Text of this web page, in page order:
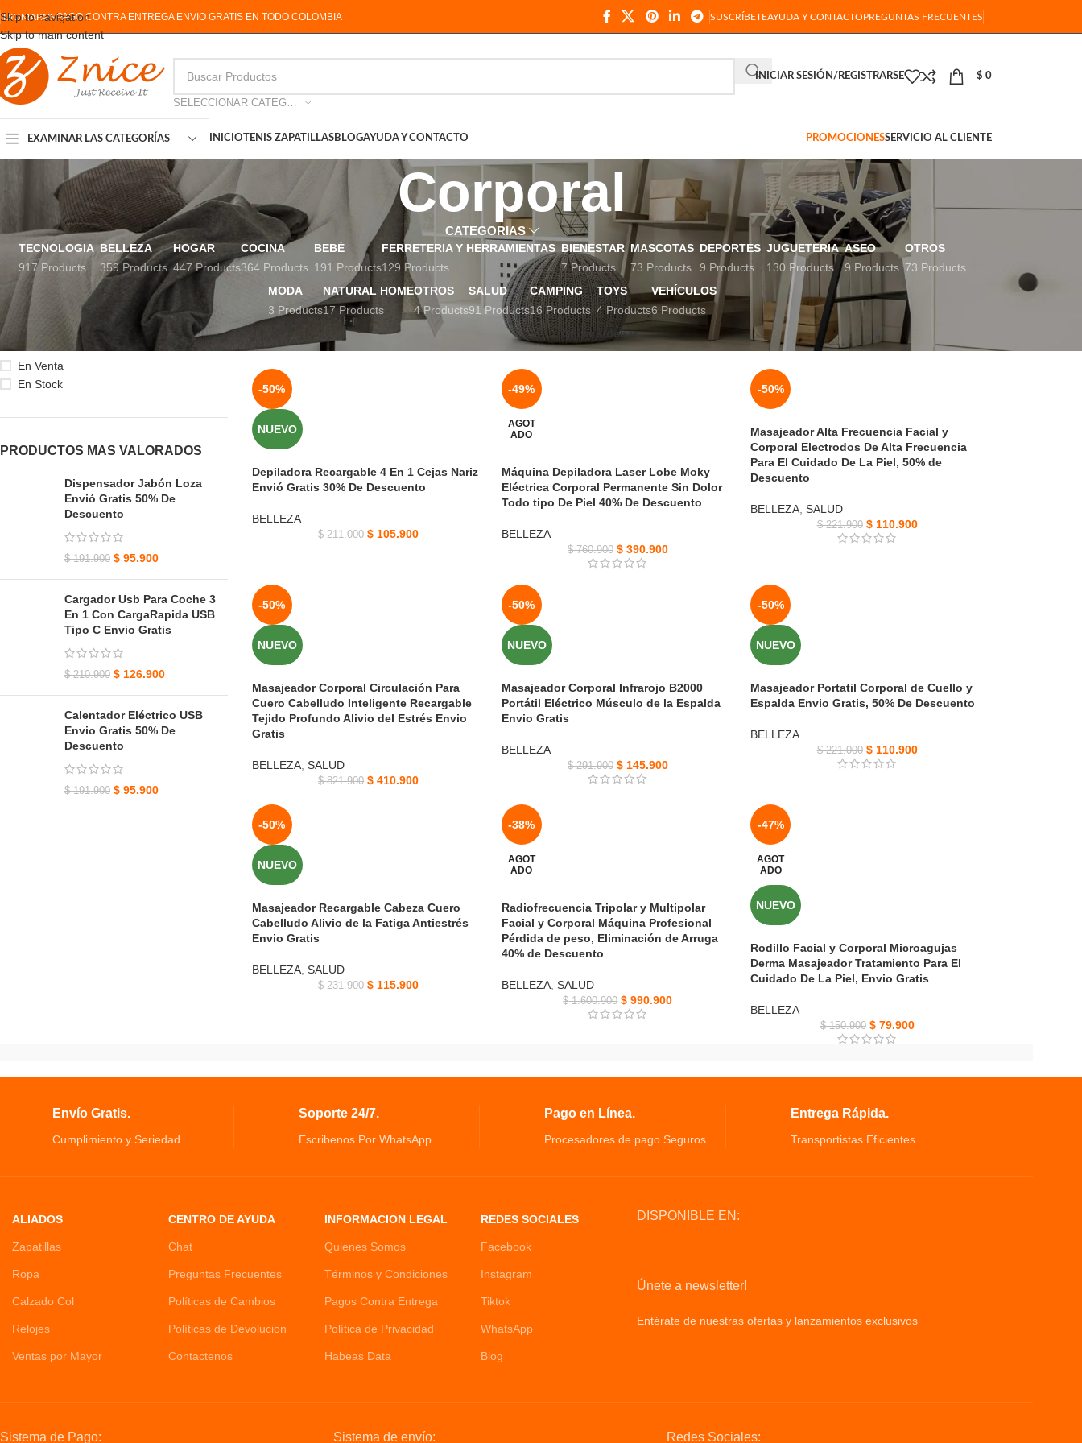
Skip to navigation
Skip to main content
IDIOMAPAISPAGO CONTRA ENTREGA ENVIO GRATIS EN TODO COLOMBIA SUSCRÍBETEAYUDA Y CONTACTOPREGUNTAS FRECUENTES
INICIAR SESIÓN/REGISTRARSE $ 0
EXAMINAR LAS CATEGORÍAS INICIOTENIS ZAPATILLASBLOGAYUDA Y CONTACTO PROMOCIONESSERVICIO AL CLIENTE
Corporal
CATEGORIAS
TECNOLOGIA
917 Products
BELLEZA
359 Products
HOGAR
447 Products
COCINA
364 Products
BEBÉ
191 Products
FERRETERIA Y HERRAMIENTAS
129 Products
BIENESTAR
7 Products
MASCOTAS
73 Products
DEPORTES
9 Products
JUGUETERIA
130 Products
ASEO
9 Products
OTROS
73 Products
MODA
3 Products
NATURAL HOME
17 Products
OTROS
4 Products
SALUD
91 Products
CAMPING
16 Products
TOYS
4 Products
VEHÍCULOS
6 Products
ESTADO DEL INVENTARIO
En Venta
En Stock
PRODUCTOS MAS VALORADOS
Dispensador Jabón Loza
Envió Gratis 50% De
Descuento
$191.900 $ 95.900
Cargador Usb Para Coche 3
En 1 Con CargaRapida USB
Tipo C Envio Gratis
$210.900 $ 126.900
Calentador Eléctrico USB
Envio Gratis 50% De
Descuento
$191.900 $ 95.900
Productos etiquetados “Corporal” Show sidebarShow 12 18 24
-50%
NUEVO
Depiladora Recargable 4 En 1 Cejas Nariz
Envió Gratis 30% De Descuento
BELLEZA
$211.000 $ 105.900
-49%
AGOT
ADO
Máquina Depiladora Laser Lobe Moky
Eléctrica Corporal Permanente Sin Dolor
Todo tipo De Piel 40% De Descuento
BELLEZA
$760.900 $390.900
-50%
Masajeador Alta Frecuencia Facial y
Corporal Electrodos De Alta Frecuencia
Para El Cuidado De La Piel, 50% de
Descuento
BELLEZA SALUD
$221.900 $110.900
-50%
NUEVO
Masajeador Corporal Circulación Para
Cuero Cabelludo Inteligente Recargable
Tejido Profundo Alivio del Estrés Envio
Gratis
BELLEZA, SALUD
$821.900 $ 410.900
-50%
NUEVO
Masajeador Corporal Infrarojo B2000
Portátil Eléctrico Músculo de la Espalda
Envio Gratis
BELLEZA
$291.900 $145.900
-50%
NUEVO
Masajeador Portatil Corporal de Cuello y
Espalda Envio Gratis, 50% De Descuento
BELLEZA
$221.000 $110.900
-50%
NUEVO
Masajeador Recargable Cabeza Cuero
Cabelludo Alivio de la Fatiga Antiestrés
Envio Gratis
BELLEZA, SALUD
$231.900 $ 115.900
-38%
AGOT
ADO
Radiofrecuencia Tripolar y Multipolar
Facial y Corporal Máquina Profesional
Pérdida de peso, Eliminación de Arruga
40% de Descuento
BELLEZA, SALUD
$1.600.900 $ 990.900
-47%
AGOT
ADO
NUEVO
Rodillo Facial y Corporal Microagujas
Derma Masajeador Tratamiento Para El
Cuidado De La Piel, Envio Gratis
BELLEZA
$150.900 $79.900
Envío Gratis.
Cumplimiento y Seriedad
Soporte 24/7.
Escribenos Por WhatsApp
Pago en Línea.
Procesadores de pago Seguros.
Entrega Rápida.
Transportistas Eficientes
ALIADOS
Zapatillas
Ropa
Calzado Col
Relojes
Ventas por Mayor
CENTRO DE AYUDA
Chat
Preguntas Frecuentes
Políticas de Cambios
Políticas de Devolucion
Contactenos
INFORMACION LEGAL
Quienes Somos
Términos y Condiciones
Pagos Contra Entrega
Política de Privacidad
Habeas Data
REDES SOCIALES
Facebook
Instagram
Tiktok
WhatsApp
Blog
DISPONIBLE EN:
Únete a newsletter!
Entérate de nuestras ofertas y lanzamientos exclusivos
Sistema de Pago: Sistema de envío: Redes Sociales: